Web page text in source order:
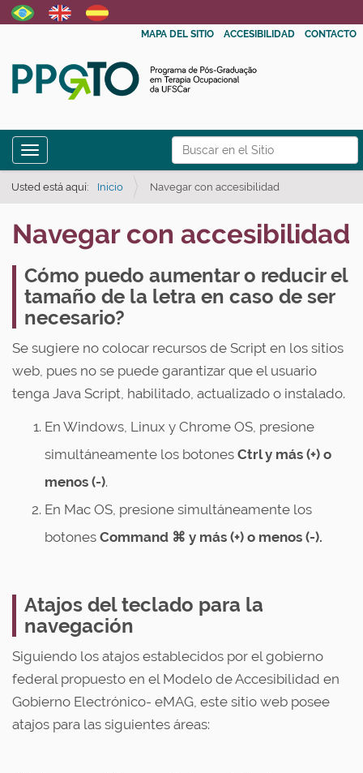
MAPA DEL SITIO ACCESIBILIDAD CONTACTO
Búsqueda Avanzada…
Toggle navigation
Usted está aquí: Inicio Navegar con accesibilidad
Navegar con accesibilidad
Cómo puedo aumentar o reducir el
tamaño de la letra en caso de ser
necesario?
Se sugiere no colocar recursos de Script en los sitios
web, pues no se puede garantizar que el usuario
tenga Java Script, habilitado, actualizado o instalado.
En Windows, Linux y Chrome OS, presione
simultáneamente los botones Ctrl y más (+) o
menos (-).
En Mac OS, presione simultáneamente los
botones Command ⌘ y más (+) o menos (-).
Atajos del teclado para la
navegación
Siguiendo los atajos establecidos por el gobierno
federal propuesto en el Modelo de Accesibilidad en
Gobierno Electrónico- eMAG, este sitio web posee
atajos para las siguientes áreas: